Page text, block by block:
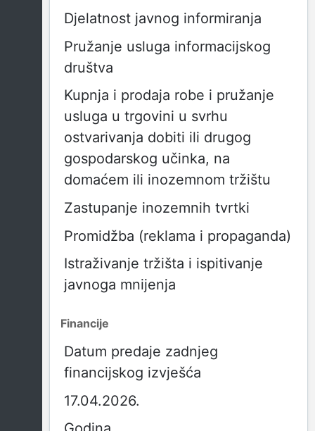
Djelatnost javnog informiranja
Pružanje usluga informacijskog
društva
Kupnja i prodaja robe i pružanje
usluga u trgovini u svrhu
ostvarivanja dobiti ili drugog
gospodarskog učinka, na
domaćem ili inozemnom tržištu
Zastupanje inozemnih tvrtki
Promidžba (reklama i propaganda)
Istraživanje tržišta i ispitivanje
javnoga mnijenja
Financije
Datum predaje zadnjeg
financijskog izvješća
17.04.2026.